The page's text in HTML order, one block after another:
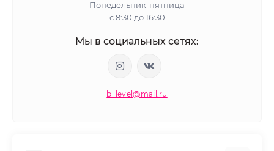
Понедельник-пятница
с 8:30 до 16:30
Мы в социальных сетях:
b_level@mail.ru